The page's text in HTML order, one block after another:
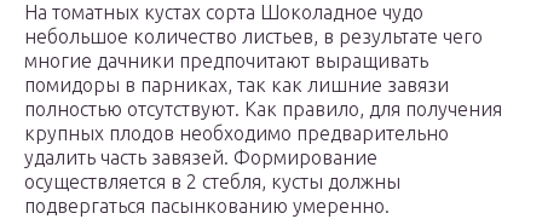
На томатных кустах сорта Шоколадное чудо
небольшое количество листьев, в результате чего
многие дачники предпочитают выращивать
помидоры в парниках, так как лишние завязи
полностью отсутствуют. Как правило, для получения
крупных плодов необходимо предварительно
удалить часть завязей. Формирование
осуществляется в 2 стебля, кусты должны
подвергаться пасынкованию умеренно.